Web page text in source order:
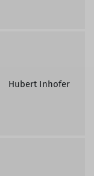
Hubert Inhofer